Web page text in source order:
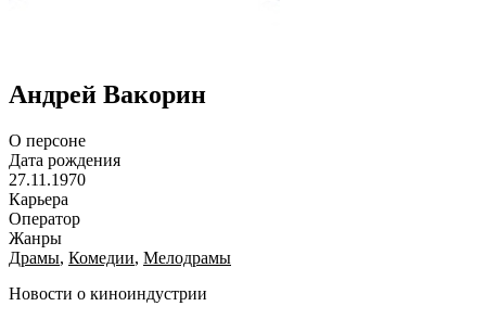
Андрей Вакорин
О персоне
Дата рождения
27.11.1970
Карьера
Оператор
Жанры
Драмы, Комедии, Мелодрамы
Новости о киноиндустрии